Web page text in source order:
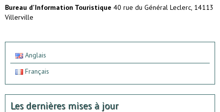
Bureau d'Information Touristique 40 rue du Général Leclerc, 14113
Villerville
Anglais
Français
Les dernières mises à jour